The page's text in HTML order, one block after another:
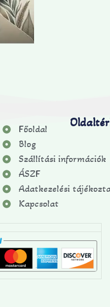
Főoldal
Blog
Szállítási információk
ÁSZF
Adatkezelési
Kapcsolat